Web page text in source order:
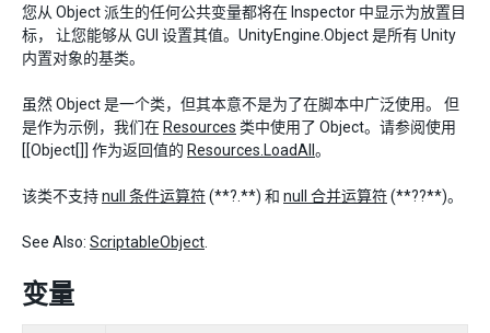
您从 Object 派生的任何公共变量都将在 Inspector 中显示为放置目
标， 让您能够从 GUI 设置其值。UnityEngine.Object 是所有 Unity
内置对象的基类。
虽然 Object 是一个类，但其本意不是为了在脚本中广泛使用。 但
是作为示例，我们在 Resources 类中使用了 Object。请参阅使用
[[Object[]] 作为返回值的 Resources.LoadAll 。
该类不支持null 条件运算符(**?.**) 和 null 合并运算符(**??**)。
See Also: ScriptableObject
变量